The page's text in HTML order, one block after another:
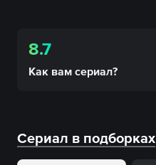
8.7
Как вам сериал?
Сериал в подборках